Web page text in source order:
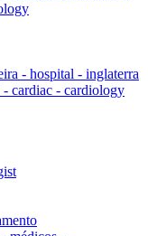
- hospital - inglaterra
cardiac - cardiology